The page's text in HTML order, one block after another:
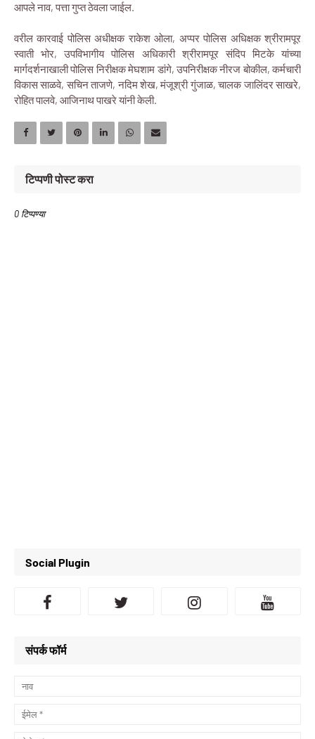
आपले नाव, पत्ता गुप्त ठेवला जाईल.
वरील कारवाई पोलिस अधीक्षक राकेश ओला, अप्पर पोलिस अधिक्षक श्रीरामपूर
स्वाती भोर, उपविभागीय पोलिस अधिकारी श्रीरामपूर संदिप मिटके यांच्या
मार्गदर्शनाखाली पोलिस निरीक्षक मेघशाम डांगे, उपनिरीक्षक नीरज बोकील, कर्मचारी
विकास साळवे, सचिन ताजणे, नदिम शेख, मंजूश्री गुंजाळ, चालक जालिंदर साखरे,
रोहित पालवे, आजिनाथ पाखरे यांनी केली.
टिप्पणी पोस्ट करा
0 टिप्पण्या
Social Plugin
संपर्क फॉर्म